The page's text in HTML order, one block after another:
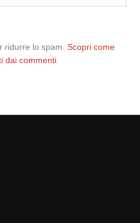
ridurre lo spam.Scopri come
dai commenti